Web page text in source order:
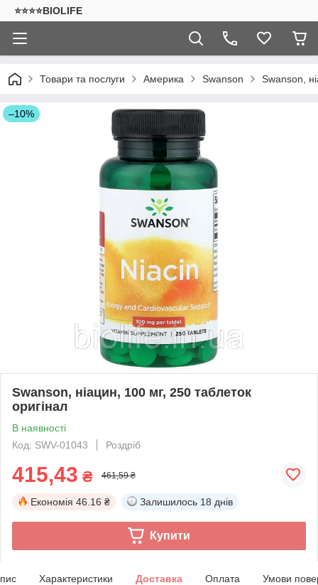
⭐⭐⭐⭐BIOLIFE
Товари та послуги Америка Swanson Swanson,
–10%
Swanson, ніацин, 100 мг, 250 таблеток
оригінал
В наявності
Код: SWV-01043
Роздріб
415,43 ₴ 461,59 ₴
Економія 46.16 ₴ Залишилось 18 днів
Купити
Характеристики Доставка Оплата Умови